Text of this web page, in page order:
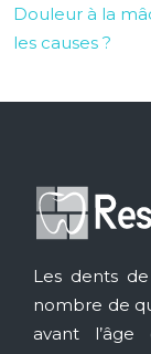
Douleur à la
les causes ?
Les dents
nombre de
avant l’âge